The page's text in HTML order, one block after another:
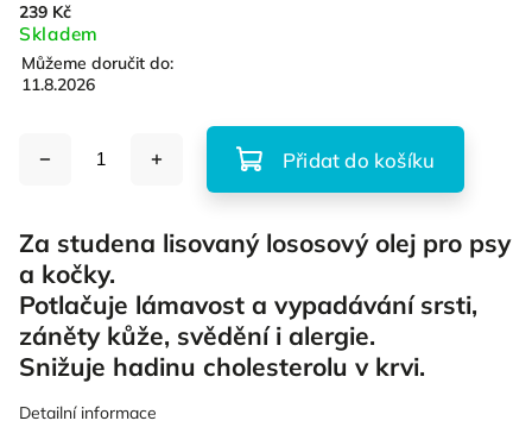
239 Kč
Skladem
Můžeme doručit do:
11.8.2026
Přidat do košíku
Za studena lisovaný lososový olej pro psy
a kočky.
Potlačuje lámavost a vypadávání srsti,
záněty kůže, svědění i alergie.
Snižuje hadinu cholesterolu v krvi.
Detailní informace